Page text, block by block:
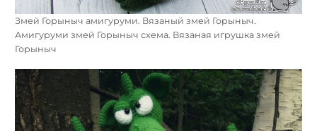
Змей Горыныч амигуруми. Вязаный змей Горыныч.
Амигуруми змей Горыныч схема. Вязаная игрушка змей
Горыныч